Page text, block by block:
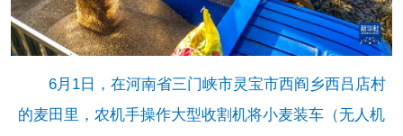
6月1日，在河南省三门峡市灵宝市西阎乡西吕店村
的麦田里，农机手操作大型收割机将小麦装车（无人机